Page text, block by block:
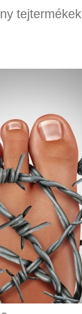
tejtermékek